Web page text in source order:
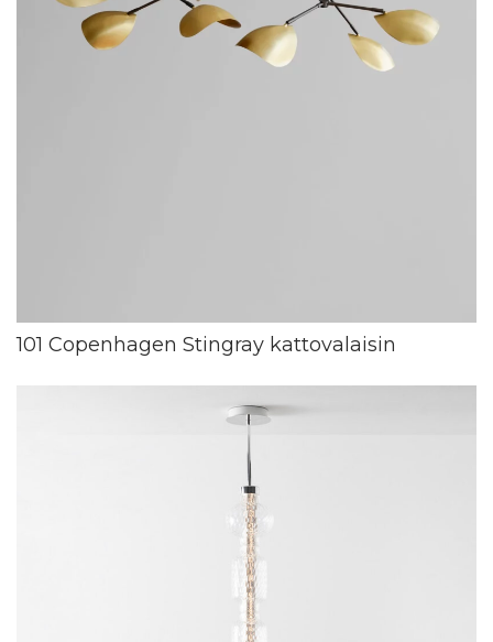
101 Copenhagen Stingray kattovalaisin